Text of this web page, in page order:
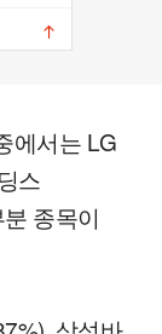
에서는 LG
스
종목이